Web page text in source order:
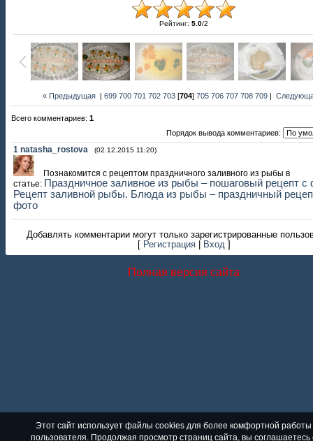
Рейтинг: 5.0/2
« Предыдущая |699 700 701 702 703 [704]705 706 707 708 709 |
Всего комментариев: 1
Порядок вывода комментариев:
1 natasha_rostova (02.12.2015 11:20)
Познакомится с рецептом праздничного заливного из рыбы в
статье: Праздничное заливное из рыбы – пошаговый рецепт с
Рецепт заливной рыбы. Блюда из рыбы – праздничный
фото
Добавлять комментарии могут только зарегистрированные
Регистрация Вход
Полная версия сайта
Этот сайт использует файлы cookies для более комфортной работы
пользователя. Продолжая просмотр страниц сайта, вы соглашаетесь